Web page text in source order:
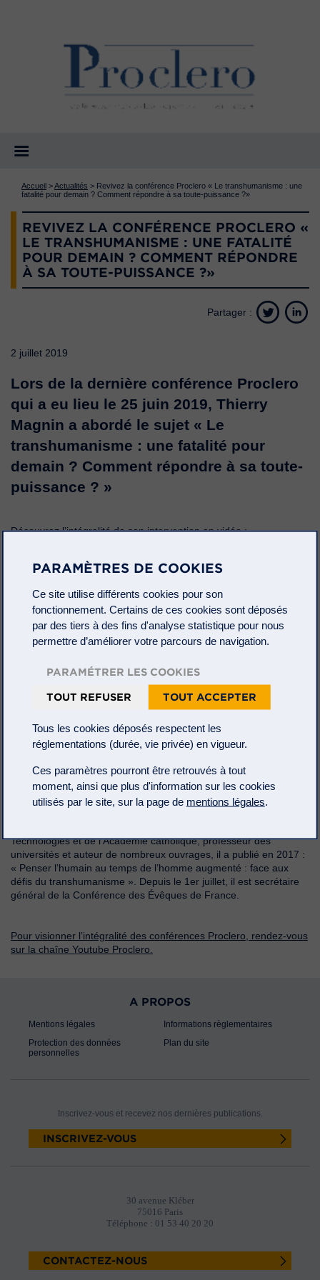
Accueil >Actualités > Revivez la conférence Proclero « Le transhumanisme : une
fatalité pour demain ? Comment répondre à sa toute-puissance ?»
REVIVEZ LA CONFÉRENCE PROCLERO «
LE TRANSHUMANISME : UNE FATALITÉ
POUR DEMAIN ? COMMENT RÉPONDRE
À SA TOUTE-PUISSANCE ?»
Partager :
2 juillet 2019
Lors de la dernière conférence Proclero
qui a eu lieu le 25 juin 2019, Thierry
Magnin a abordé le sujet « Le
transhumanisme : une fatalité pour
demain ? Comment répondre à sa toute-
puissance ? »
Découvrez l’intégralité de son intervention en vidéo :
Thierry Magnin
Technologies et de l’Académie catholique, professeur des
universités et auteur de nombreux ouvrages, il a publié en 2017 :
« Penser l’humain au temps de l’homme augmenté : face aux
défis du transhumanisme ». Depuis le 1er juillet, il est secrétaire
général de la Conférence des Évêques de France.
Pour visionner l’intégralité des conférences Proclero, rendez-vous
sur la chaîne Youtube Proclero.
A PROPOS
Mentions légales
Protection des données
personnelles
Informations règlementaires
Plan du site
Inscrivez-vous et recevez nos dernières publications.
INSCRIVEZ-VOUS
30 avenue Kléber
75016 Paris
Téléphone : 01 53 40 20 20
CONTACTEZ-NOUS
PARAMÈTRES DE COOKIES
Ce site utilise différents cookies pour son
fonctionnement. Certains de ces cookies sont déposés
par des tiers à des fins d'analyse statistique pour nous
permettre d’améliorer votre parcours de navigation.
PARAMÉTRER LES COOKIES
TOUT REFUSER TOUT ACCEPTER
Tous les cookies déposés respectent les
réglementations (durée, vie privée) en vigueur.
Ces paramètres pourront être retrouvés à tout
moment, ainsi que plus d'information sur les cookies
utilisés par le site, sur la page de mentions légales.